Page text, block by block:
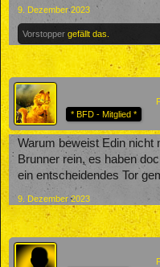
9. Dezember 2023
Vorstopper gefällt das.
* BFD - Mitglied *
Warum beweist Edin nicht
Brunner rein, es haben
ein entscheidendes Tor
9. Dezember 2023